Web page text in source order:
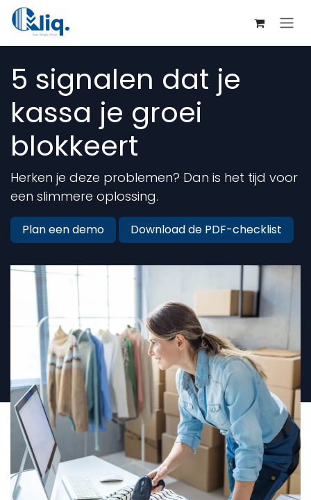
Overslaan naar inhoud
5 signalen dat je
kassa je groei
blokkeert
Herken je deze problemen? Dan is het tijd voor
een slimmere oplossing.
Plan een demo Download de PDF-checklist